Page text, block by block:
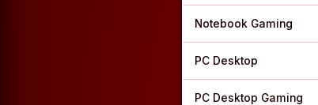
Notebook Gaming
PC Desktop
PC Desktop Gaming